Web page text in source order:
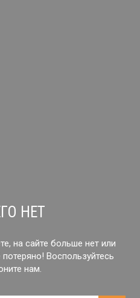
НЕТ
на сайте больше нет или
Воспользуйтесь
нам.